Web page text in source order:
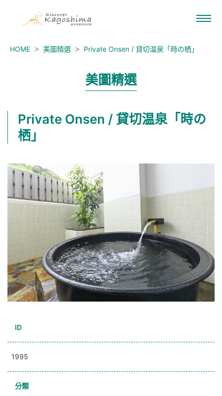
HOME 美圖精選 Private Onsen / 貸切温泉「時の栖」
美圖精選
Private Onsen / 貸切温泉「時の
栖」
ID
1995
分類